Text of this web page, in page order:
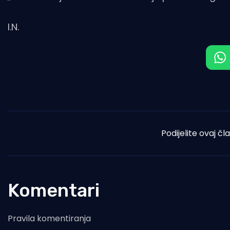
I.N.
Podijelite ovaj
Komentari
Pravila komentiranja